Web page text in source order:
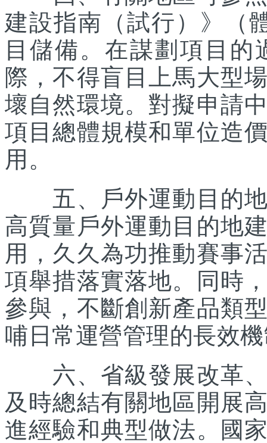
建設指南（試行）》（
目儲備。在謀劃項目
際，不得盲目上馬大型
壞自然環境。對擬申請
項目總體規模和單位造
用。
五、戶外運動目的地
高質量戶外運動目的地
用，久久為功推動賽事
項舉措落實落地。同時
參與，不斷創新產品類
哺日常運營管理的長效
六、省級發展改革、
及時總結有關地區開展
進經驗和典型做法。國